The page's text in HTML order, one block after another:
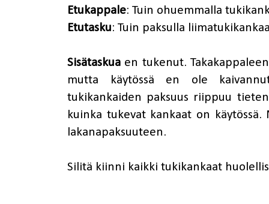
Etukappale: Tuin ohuemmalla
Etutasku: Tuin paksulla
Sisätaskua en tukenut.
mutta käytössä en ole
tukikankaiden paksuus riippuu
kuinka tukevat kankaat on
lakanapaksuuteen.
Silitä kiinni kaikki tukikankaat